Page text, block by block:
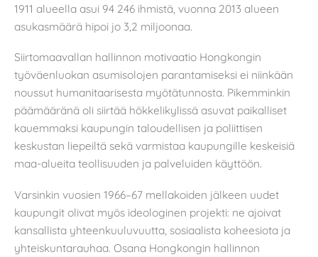
1911 alueella asui 94 246 ihmistä, vuonna 2013 alueen
asukasmäärä hipoi jo 3,2 miljoonaa.
Siirtomaavallan hallinnon motivaatio Hongkongin
työväenluokan asumisolojen parantamiseksi ei niinkään
noussut humanitaarisesta myötätunnosta. Pikemminkin
päämääränä oli siirtää hökkelikylissä asuvat paikalliset
kauemmaksi kaupungin taloudellisen ja poliittisen
keskustan liepeiltä sekä varmistaa kaupungille keskeisiä
maa-alueita teollisuuden ja palveluiden käyttöön.
Varsinkin vuosien 1966–67 mellakoiden jälkeen uudet
kaupungit olivat myös ideologinen projekti: ne ajoivat
kansallista yhteenkuuluvuutta, sosiaalista koheesiota ja
yhteiskuntarauhaa. Osana Hongkongin hallinnon